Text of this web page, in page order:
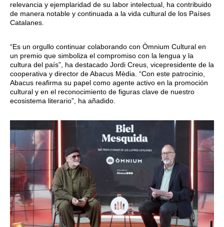
relevancia y ejemplaridad de su labor intelectual, ha contribuido
de manera notable y continuada a la vida cultural de los Países
Catalanes.
“Es un orgullo continuar colaborando con Òmnium Cultural en
un premio que simboliza el compromiso con la lengua y la
cultura del país”, ha destacado Jordi Creus, vicepresidente de la
cooperativa y director de Abacus Mèdia. “Con este patrocinio,
Abacus reafirma su papel como agente activo en la promoción
cultural y en el reconocimiento de figuras clave de nuestro
ecosistema literario”, ha añadido.